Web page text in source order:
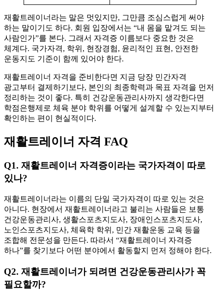
재활트레이너라는 말은 멋있지만, 그만큼 조심스럽게 써야
하는 말이기도 하다. 회원 입장에서는 “내 몸을 맡겨도 되는
사람인가”를 본다. 그래서 자격증 이름보다 중요한 것은
체계다. 국가자격, 학위, 현장경험, 윤리적인 표현, 안전한
운동지도 기준이 함께 있어야 한다.
재활트레이너 자격을 준비한다면 지금 당장 민간자격
광고부터 결제하기보다, 본인의 최종학력과 목표 자격을 먼저
정리하는 것이 좋다. 특히 건강운동관리사까지 생각한다면
학점은행제로 체육 분야 학위를 어떻게 설계할 수 있는지부터
확인하는 편이 현실적이다.
재활트레이너 자격 FAQ
Q1. 재활트레이너 자격증이라는 국가자격이 따로
있나?
재활트레이너라는 이름의 단일 국가자격이 따로 있는 것은
아니다. 현장에서 재활트레이너라고 불리는 사람들은 보통
건강운동관리사, 생활스포츠지도사, 장애인스포츠지도사,
노인스포츠지도사, 체육학 학위, 민간 재활운동 교육 등을
조합해 전문성을 만든다. 따라서 “재활트레이너 자격증
하나”를 찾기보다 어떤 분야에서 활동할지 먼저 정해야 한다.
Q2. 재활트레이너가 되려면 건강운동관리사가 꼭
필요할까?